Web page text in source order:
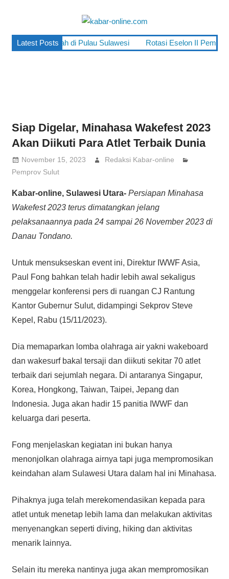
terpercaya
dalam
Latest Posts
Terendah di Pulau Sulawesi Rotasi Eselon II Pemprov
Siap Digelar, Minahasa Wakefest 2023
Akan Diikuti Para Atlet Terbaik Dunia
November 15, 2023
Redaksi Kabar-online
Pemprov Sulut
Kabar-online, Sulawesi Utara- Persiapan Minahasa
Wakefest 2023 terus dimatangkan jelang
pelaksanaannya pada 24 sampai 26 November 2023 di
Danau Tondano.
Untuk mensukseskan event ini, Direktur IWWF Asia,
Paul Fong bahkan telah hadir lebih awal sekaligus
menggelar konferensi pers di ruangan CJ Rantung
Kantor Gubernur Sulut, didampingi Sekprov Steve
Kepel, Rabu (15/11/2023).
Dia memaparkan lomba olahraga air yakni wakeboard
dan wakesurf bakal tersaji dan diikuti sekitar 70 atlet
terbaik dari sejumlah negara. Di antaranya Singapur,
Korea, Hongkong, Taiwan, Taipei, Jepang dan
Indonesia. Juga akan hadir 15 panitia IWWF dan
keluarga dari peserta.
Fong menjelaskan kegiatan ini bukan hanya
menonjolkan olahraga airnya tapi juga mempromosikan
keindahan alam Sulawesi Utara dalam hal ini Minahasa.
Pihaknya juga telah merekomendasikan kepada para
atlet untuk menetap lebih lama dan melakukan aktivitas
menyenangkan seperti diving, hiking dan aktivitas
menarik lainnya.
Selain itu mereka nantinya juga akan mempromosikan